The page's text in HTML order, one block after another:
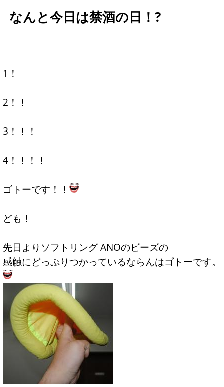
なんと今日は禁酒の日！?
1！
2！！
3！！！
4！！！！
ゴトーです！！
ども！
先日よりソフトリング ANOのビーズの
感触にどっぷりつかっているならんはゴトーです。